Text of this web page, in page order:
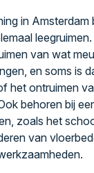
in
van wat
en soms is
het ontruimen
behoren bij
zoals het
van